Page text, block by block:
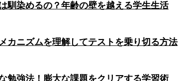
馴染めるの？年齢の壁を越える学生生活
カニズムを理解してテストを乗り切る方法
勉強法！膨大な課題をクリアする学習術